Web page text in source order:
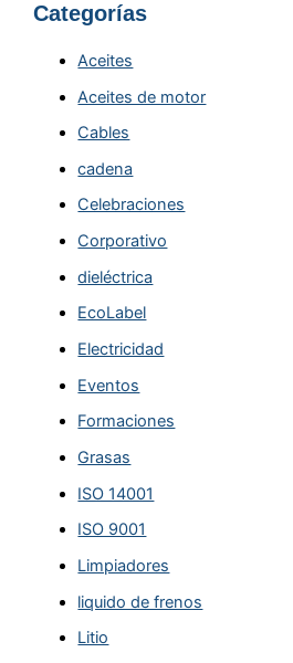
Categorías
Aceites
Aceites de motor
Cables
cadena
Celebraciones
Corporativo
dieléctrica
EcoLabel
Electricidad
Eventos
Formaciones
Grasas
ISO 14001
ISO 9001
Limpiadores
liquido de frenos
Litio